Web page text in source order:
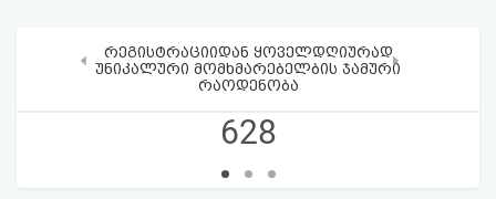
რეგისტრაციიდან ყოველდღიურად
უნიკალური მომხმარებელბის ჯამური
რაოდენობა
628
‹ ›